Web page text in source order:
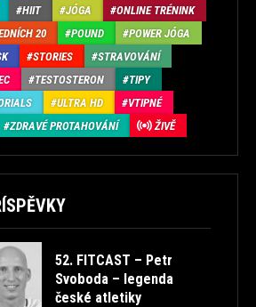
HIIT JÓGA
ONLINE TRÉNINK
20 POUND
POWER JÓGA
STORIES
STRAVOVÁNÍ
TESTOSTERON
TIPY
ULTRA HD
VTIPNÉ
ZDRAVÉ PROTAHOVÁNÍ ŽIVĚ
52. FITCAST – Petr
Svoboda – legenda
české atletiky